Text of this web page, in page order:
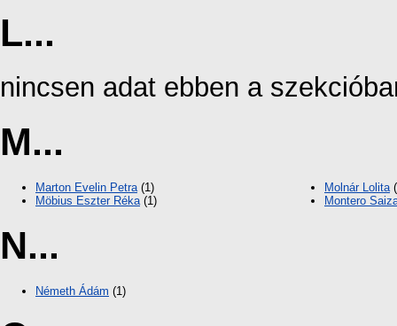
L...
nincsen adat ebben a
M...
Marton Evelin Petra (1)
Möbius Eszter Réka (1)
Molnár Lolita
Montero
N...
Németh Ádám (1)